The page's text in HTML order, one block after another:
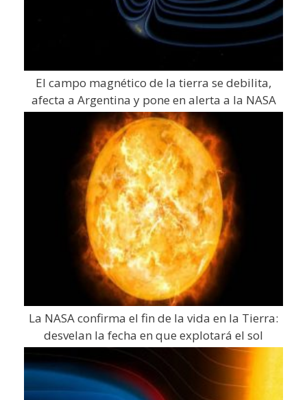
El campo magnético de la tierra se debilita,
afecta a Argentina y pone en alerta a la NASA
La NASA confirma el fin de la vida en la Tierra:
desvelan la fecha en que explotará el sol